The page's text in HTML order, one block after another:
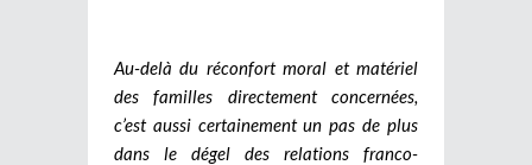
Au-delà du réconfort moral et matériel
des familles directement concernées,
c’est aussi certainement un pas de plus
dans le dégel des relations franco-